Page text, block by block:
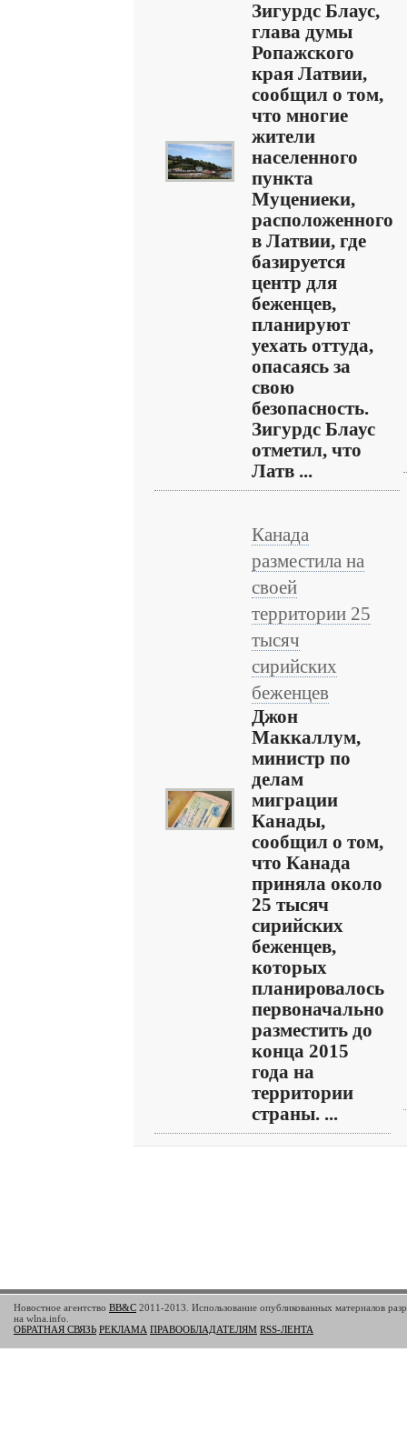
Зигурдс Блаус,
глава думы
Ропажского
края Латвии,
сообщил о том,
что многие
жители
населенного
пункта
Муцениеки,
расположенного
в Латвии, где
базируется
центр для
беженцев,
планируют
уехать оттуда,
опасаясь за
свою
безопасность.
Зигурдс Блаус
отметил, что
Латв ...
Канада
разместила на
своей
территории 25
тысяч
сирийских
беженцев
Джон
Маккаллум,
министр по
делам
миграции
Канады,
сообщил о том,
что Канада
приняла около
25 тысяч
сирийских
беженцев,
которых
планировалось
первоначально
разместить до
конца 2015
года на
территории
страны. ...
Новостное агентство BB&C 2011-2013. Использование опубликованных материалов
на wlna.info.
ОБРАТНАЯ СВЯЗЬ РЕКЛАМА ПРАВООБЛАДАТЕЛЯМ RSS-ЛЕНТА